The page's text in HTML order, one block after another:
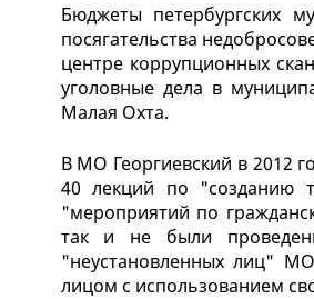
Бюджеты петербургских
посягательства
центре коррупционных
уголовные дела в
Малая Охта.
В МО Георгиевский в 2012
40 лекций по "созданию
"мероприятий по
так и не были
"неустановленных лиц"
лицом с использованием